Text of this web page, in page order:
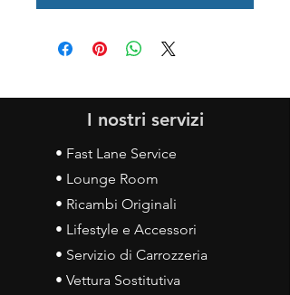
I nostri servizi
• Fast Lane Service
• Lounge Room
• Ricambi Originali
• Lifestyle e Accessori
• Servizio di Carrozzeria
• Vettura Sostitutiva